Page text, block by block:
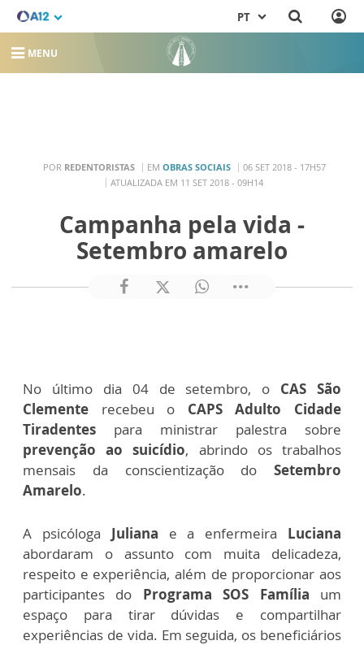
PT
MENU
POR REDENTORISTAS EM OBRAS SOCIAIS
06 SET 2018 - 17H57
ATUALIZADA EM 11 SET 2018 - 09H14
Campanha pela vida -
Setembro amarelo
No último dia 04 de setembro, o CAS São
Clemente recebeu o CAPS Adulto Cidade
Tiradentes para ministrar palestra sobre
prevenção ao suicídio, abrindo os trabalhos
mensais da conscientização do Setembro
Amarelo.
A psicóloga Juliana e a enfermeira Luciana
abordaram o assunto com muita delicadeza,
respeito e experiência, além de proporcionar aos
participantes do Programa SOS Família um
espaço para tirar dúvidas e compartilhar
experiências de vida. Em seguida, os beneficiários